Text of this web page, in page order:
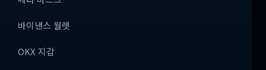
바이낸스 월렛
OKX 지갑